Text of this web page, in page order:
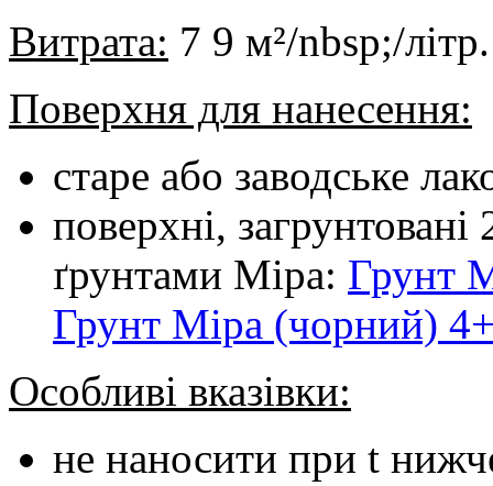
Витрата: 7 9 м²/nbsp;/літр.
Поверхня для нанесення:
старе або заводське
поверхні,
ґрунтами Mipa: Грунт
Грунт Mipa (чорний)
Особливі вказівки:
не наносити при t